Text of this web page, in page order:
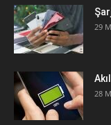
29
28